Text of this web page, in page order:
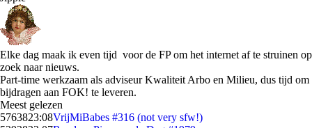
Elke dag maak ik even tijd voor de FP om het internet af te struinen op
zoek naar nieuws.
Part-time werkzaam als adviseur Kwaliteit Arbo en Milieu, dus tijd om
bijdragen aan FOK! te leveren.
Meest gelezen
5763823:08VrijMiBabes #316 (not very sfw!)